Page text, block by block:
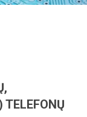
TELEFONŲ